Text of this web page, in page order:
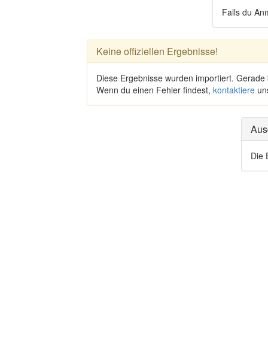
Falls du
Keine offiziellen Ergebnisse!
Diese Ergebnisse wurden importiert.
Wenn du einen Fehler findest, kontaktiere
Die